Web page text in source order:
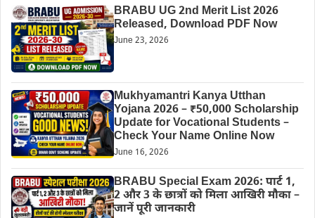
BRABU UG 2nd Merit List 2026
Released, Download PDF Now
June 23, 2026
Mukhyamantri Kanya Utthan
Yojana 2026 – ₹50,000 Scholarship
Update for Vocational Students –
Check Your Name Online Now
June 16, 2026
BRABU Special Exam 2026: पार्ट 1,
2 और 3 के छात्रों को मिला आखिरी मौका –
जानें पूरी जानकारी